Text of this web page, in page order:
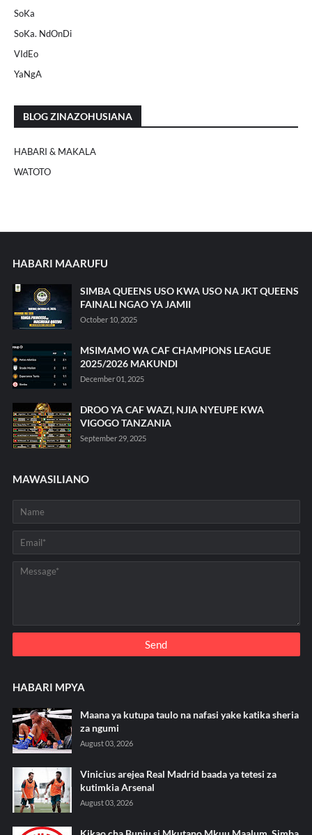
SoKa
SoKa. NdOnDi
VIdEo
YaNgA
BLOG ZINAZOHUSIANA
HABARI & MAKALA
WATOTO
HABARI MAARUFU
SIMBA QUEENS USO KWA USO NA JKT QUEENS
FAINALI NGAO YA JAMII
October 10, 2025
MSIMAMO WA CAF CHAMPIONS LEAGUE
2025/2026 MAKUNDI
December 01, 2025
DROO YA CAF WAZI, NJIA NYEUPE KWA
VIGOGO TANZANIA
September 29, 2025
MAWASILIANO
HABARI MPYA
Maana ya kutupa taulo na nafasi yake katika sheria
za ngumi
August 03, 2026
Vinicius arejea Real Madrid baada ya tetesi za
kutimkia Arsenal
August 03, 2026